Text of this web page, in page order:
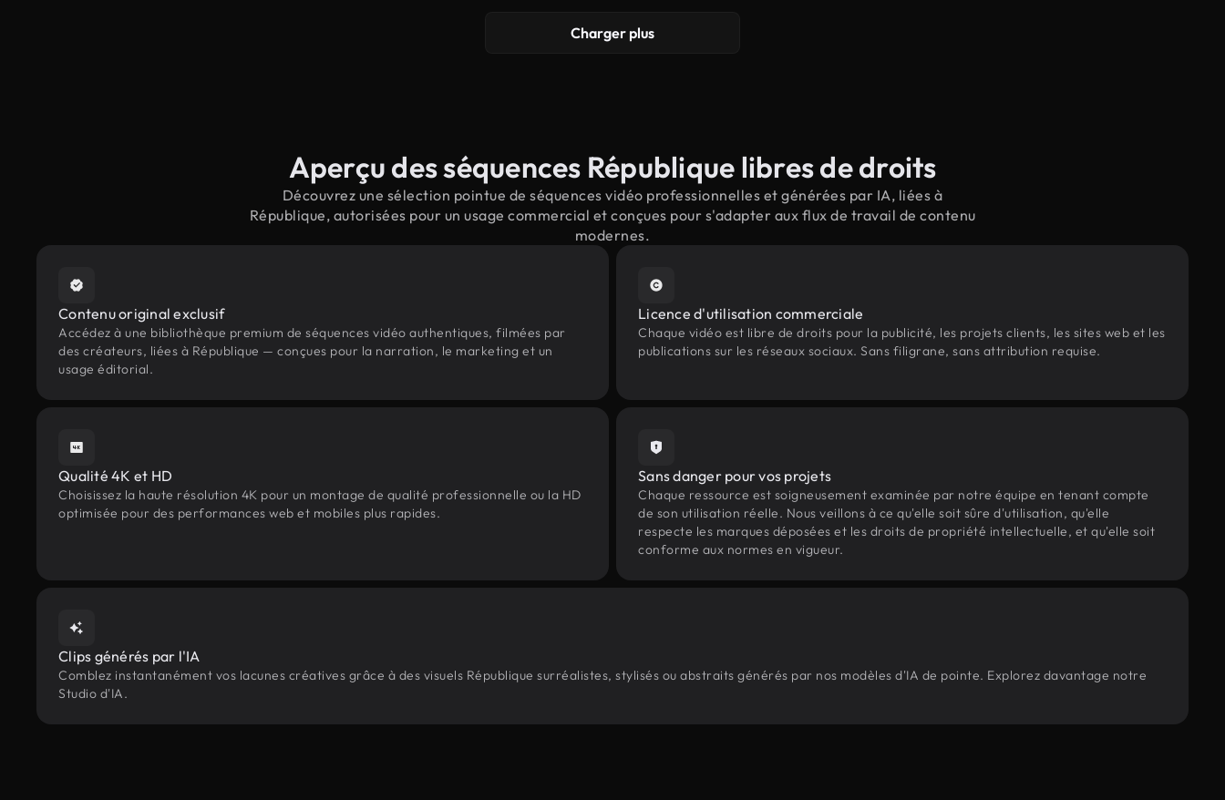
Charger plus
Aperçu des séquences République libres de droits
Découvrez une sélection pointue de séquences vidéo professionnelles et générées par IA, liées à
République, autorisées pour un usage commercial et conçues pour s'adapter aux flux de travail de contenu
modernes.
Contenu original exclusif
Accédez à une bibliothèque premium de séquences vidéo authentiques, filmées par
des créateurs, liées à République — conçues pour la narration, le marketing et un
usage éditorial.
Licence d'utilisation commerciale
Chaque vidéo est libre de droits pour la publicité, les projets clients, les sites web et les
publications sur les réseaux sociaux. Sans filigrane, sans attribution requise.
Qualité 4K et HD
Choisissez la haute résolution 4K pour un montage de qualité professionnelle ou la HD
optimisée pour des performances web et mobiles plus rapides.
Sans danger pour vos projets
Chaque ressource est soigneusement examinée par notre équipe en tenant compte
de son utilisation réelle. Nous veillons à ce qu'elle soit sûre d'utilisation, qu'elle
respecte les marques déposées et les droits de propriété intellectuelle, et qu'elle soit
conforme aux normes en vigueur.
Clips générés par l'IA
Comblez instantanément vos lacunes créatives grâce à des visuels République surréalistes, stylisés ou abstraits générés par nos modèles d'IA de pointe. Explorez davantage notre
Studio d'IA.